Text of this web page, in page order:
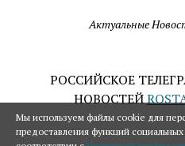
Актуальные
РОССИЙСКОЕ
НОВОСТЕЙ
Мы используем файлы cookie для
предоставления функций